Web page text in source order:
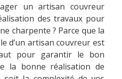
un artisan couvreur
des travaux pour
charpente ? Parce que la
d’un artisan couvreur est
pour garantir le bon
la bonne réalisation de